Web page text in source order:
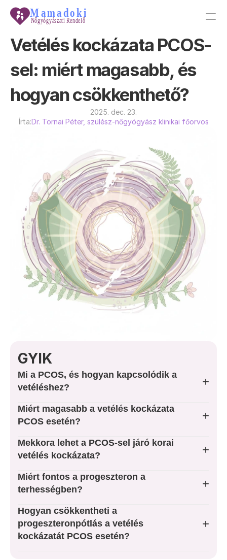
Főoldal
Rólam
Árak
Galéria
Foglaljon Időpontot
PRODUCT
Design
Content
Publish
Nőgyógyászat
Rákszűrés
Fogamzásgátló spirál
Vetélés kockázata PCOS-
sel: miért magasabb, és
hogyan csökkenthető?
2025. dec. 23.
Írta:Dr. Tornai Péter, szülész-nőgyógyász klinikai főorvos
GYIK
Mi a PCOS, és hogyan kapcsolódik a
vetéléshez?
+
Miért magasabb a vetélés kockázata
PCOS esetén?
+
Mekkora lehet a PCOS-sel járó korai
vetélés kockázata?
+
Miért fontos a progeszteron a
terhességben?
+
Hogyan csökkentheti a
progeszteronpótlás a vetélés
kockázatát PCOS esetén?
+